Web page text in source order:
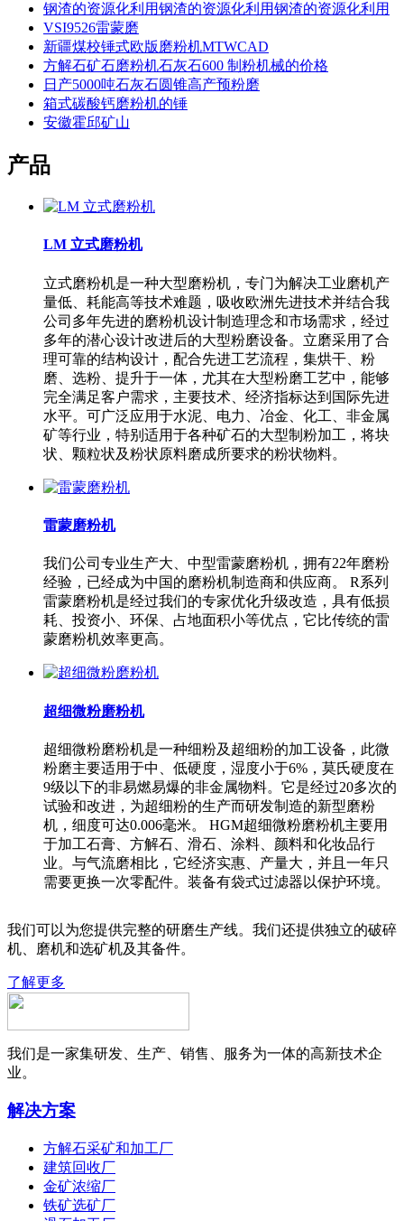
钢渣的资源化利用钢渣的资源化利用钢渣的资源化利用
VSI9526雷蒙磨
新疆煤校锤式欧版磨粉机MTWCAD
方解石矿石磨粉机石灰石600 制粉机械的价格
日产5000吨石灰石圆锥高产预粉磨
箱式碳酸钙磨粉机的锤
安徽霍邱矿山
产品
LM 立式磨粉机
立式磨粉机是一种大型磨粉机，专门为解决工业磨机产
量低、耗能高等技术难题，吸收欧洲先进技术并结合我
公司多年先进的磨粉机设计制造理念和市场需求，经过
多年的潜心设计改进后的大型粉磨设备。立磨采用了合
理可靠的结构设计，配合先进工艺流程，集烘干、粉
磨、选粉、提升于一体，尤其在大型粉磨工艺中，能够
完全满足客户需求，主要技术、经济指标达到国际先进
水平。可广泛应用于水泥、电力、冶金、化工、非金属
矿等行业，特别适用于各种矿石的大型制粉加工，将块
状、颗粒状及粉状原料磨成所要求的粉状物料。
雷蒙磨粉机
我们公司专业生产大、中型雷蒙磨粉机，拥有22年磨粉
经验，已经成为中国的磨粉机制造商和供应商。 R系列
雷蒙磨粉机是经过我们的专家优化升级改造，具有低损
耗、投资小、环保、占地面积小等优点，它比传统的雷
蒙磨粉机效率更高。
超细微粉磨粉机
超细微粉磨粉机是一种细粉及超细粉的加工设备，此微
粉磨主要适用于中、低硬度，湿度小于6%，莫氏硬度在
9级以下的非易燃易爆的非金属物料。它是经过20多次的
试验和改进，为超细粉的生产而研发制造的新型磨粉
机，细度可达0.006毫米。 HGM超细微粉磨粉机主要用
于加工石膏、方解石、滑石、涂料、颜料和化妆品行
业。与气流磨相比，它经济实惠、产量大，并且一年只
需要更换一次零配件。装备有袋式过滤器以保护环境。
我们可以为您提供完整的研磨生产线。我们还提供独立的破碎
机、磨机和选矿机及其备件。
了解更多
我们是一家集研发、生产、销售、服务为一体的高新技术企
业。
解决方案
方解石采矿和加工厂
建筑回收厂
金矿浓缩厂
铁矿选矿厂